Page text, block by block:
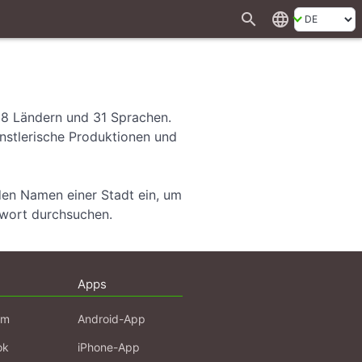
search language
Ländern und 31 Sprachen.
Produktionen und
Namen einer Stadt ein, um
durchsuchen.
Apps
Android-App
iPhone-App